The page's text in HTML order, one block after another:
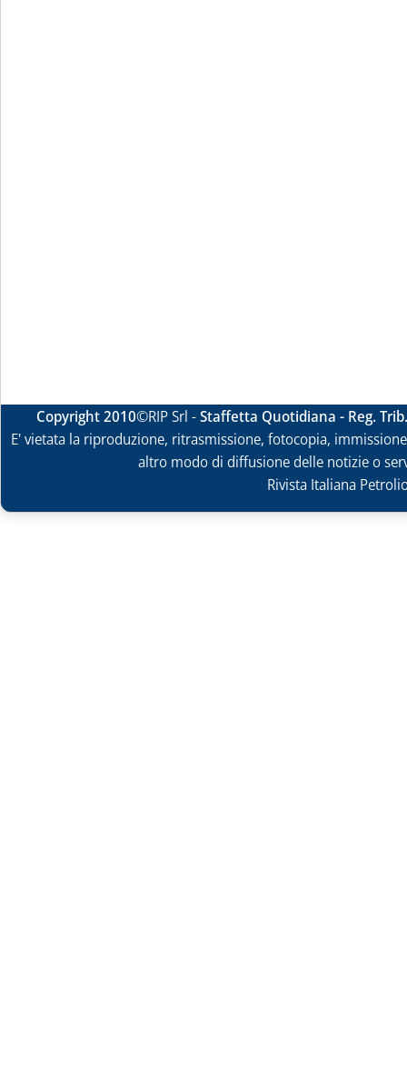
Copyright 2010©RIP Srl -Staffetta Quotidiana - Reg.
E' vietata la riproduzione, ritrasmissione, fotocopia,
altro modo di diffusione delle notizie o
Rivista Italiana